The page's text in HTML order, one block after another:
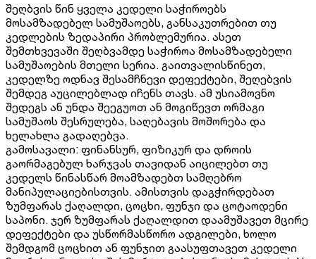
შეღბვის წინ ყველა კედელი საჭიროებს
მოსამზადებელ სამუშაოებს, განსაკუთრებით თუ
კედლების ზედაპირი პრობლემურია. ასეთ
შემთხვევაში შეღბვამდე საჭიროა მოსამზადებელი
სამუშაოების მთელი სერია. გაითვალისწინეთ,
კედელზე ოდნავ შესამჩნევი დეფექტები, შეღებვის
შემდეგ აუცილებლად იჩენს თავს. ამ უსიამოვნო
შედეგს ან უნდა შეეგუოთ ან მოგიწევთ ორმაგი
სამუშაოს შესრულება, საღებავის მოშორება და
ხელახლა გადაღებვა.
გამოსავალი: ფინანსურ, ფიზიკურ და დროის
გაორმაგებულ ხარჯვას თავიდან აიცილებთ თუ
კედელს წინასწარ მოამზადებთ სამღებრო
მანიპულაციებისთვის. ამისთვის დაგჭირდებათ
ზუმფარას ქაღალდი, ცოცხი, ფუნჯი და ცოტაოდენი
საპონი. ჯერ ზუმფარას ქაღალდით დაამუშავეთ მცირე
დეფექტები და უსწორმასწორო ადგილები, ხოლო
შემდგომ ცოცხით ან ფუნჯით გაასუფთავეთ კედელი